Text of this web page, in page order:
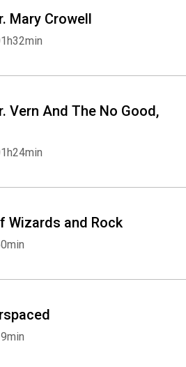
Mary Crowell
Vern And The No Good,
Wizards and Rock